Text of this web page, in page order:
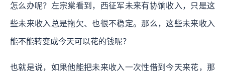
怎么办呢？左宗棠看到，西征军未来有协饷收入，只是这
些未来收入总是拖欠、也很不稳定。那么，这些未来收入
能不能转变成今天可以花的钱呢？
也就是说，如果他能把未来收入一次性借到今天来花，那